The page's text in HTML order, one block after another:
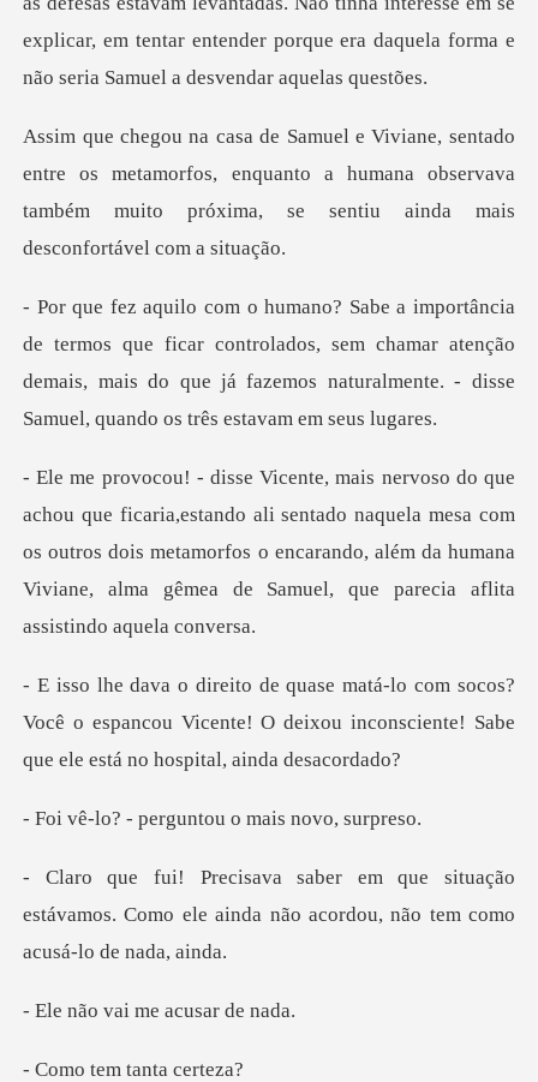
e os metamorfos, enquanto a humana observava
também muito
ficar controlados, sem chamar atenção
demais, mais do que já fazemos
o ali sentado naquela mesa com
os outros dois metamorfos o encarando, além da hu
cos?
Você o espancou Vicente! O deixou inconsciente
perguntou o mai
ituação
estávamos. Como ele ainda não aco
vai me acu
em tanta